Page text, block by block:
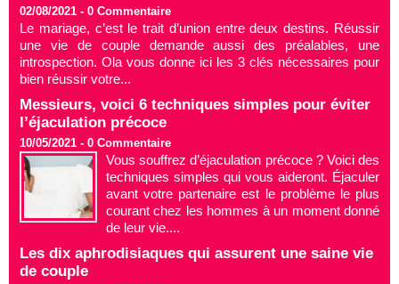
02/08/2021 - 0 Commentaire
Le mariage, c’est le trait d’union entre deux destins. Réussir
une vie de couple demande aussi des préalables, une
introspection. Ola vous donne ici les 3 clés nécessaires pour
bien réussir votre...
Messieurs, voici 6 techniques simples pour éviter
l’éjaculation précoce
10/05/2021 - 0 Commentaire
Vous souffrez d’éjaculation précoce ? Voici des
techniques simples qui vous aideront. Éjaculer
avant votre partenaire est le problème le plus
courant chez les hommes à un moment donné
de leur vie....
Les dix aphrodisiaques qui assurent une saine vie
de couple